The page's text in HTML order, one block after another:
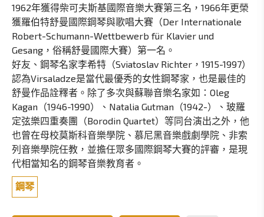
1962年獲得柴可夫斯基國際音樂大賽第三名，1966年更榮
獲羅伯特舒曼國際鋼琴與歌唱大賽（Der Internationale
Robert-Schumann-Wettbewerb für Klavier und
Gesang，俗稱舒曼國際大賽）第一名。
好友、鋼琴名家李希特（Sviatoslav Richter，1915-1997）
認為Virsaladze是當代最優秀的女性鋼琴家，也是最佳的
舒曼作品詮釋者。除了多次與蘇聯音樂名家如：Oleg
Kagan（1946-1990）、Natalia Gutman（1942-）、玻羅
定弦樂四重奏團（Borodin Quartet）等同台演出之外，他
也曾在母校莫斯科音樂學院、慕尼黑音樂戲劇學院、非索
列音樂學院任教，並擔任眾多國際鋼琴大賽的評審，是現
代相當知名的鋼琴音樂教育者。
鋼琴